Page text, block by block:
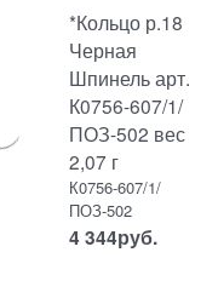
*Кольцо р.18
Черная
Шпинель арт.
К0756-607/1/
ПОЗ-502 вес
2,07 г
К0756-607/1/
ПОЗ-502
4 344руб.